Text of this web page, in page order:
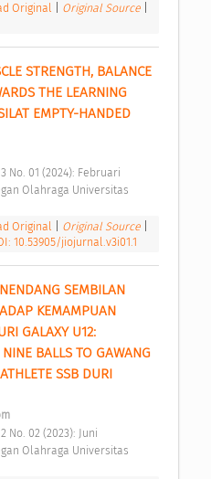
Original Original Source
STRENGTH, BALANCE
THE LEARNING
EMPTY-HANDED
No. 01 (2024): Februari
Olahraga Universitas
Original Original Source
10.53905/jiojurnal.v3i01.1
SEMBILAN
KEMAMPUAN
GALAXY U12:
NINE BALLS TO GAWANG
SSB DURI
No. 02 (2023): Juni
Olahraga Universitas